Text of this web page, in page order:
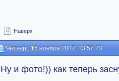
Наверх
Четверг, 16 ноября 2017, 13:57:23
Ну и фото!)) как теперь